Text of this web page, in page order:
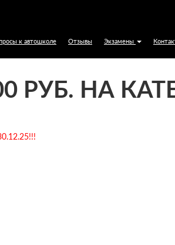
к автошколе Отзывы Экзамены
РУБ. НА